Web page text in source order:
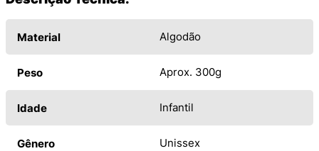
Material Algodão
Peso Aprox. 300g
Idade Infantil
Gênero Unissex